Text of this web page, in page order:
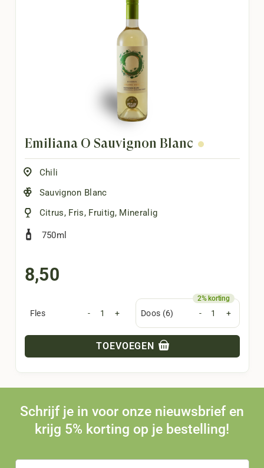
Emiliana O Sauvignon Blanc
Chili
Sauvignon Blanc
Citrus, Fris, Fruitig, Mineralig
750ml
8,50
Fles - + Doos (6) - +
TOEVOEGEN
Schrijf je in voor onze nieuwsbrief en
krijg 5% korting op je bestelling!